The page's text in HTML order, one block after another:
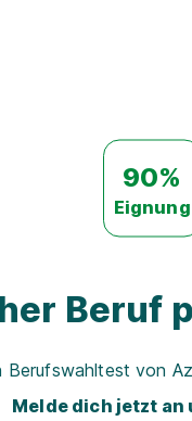
90%
Eignung
Beruf
von
Melde dich jetzt an